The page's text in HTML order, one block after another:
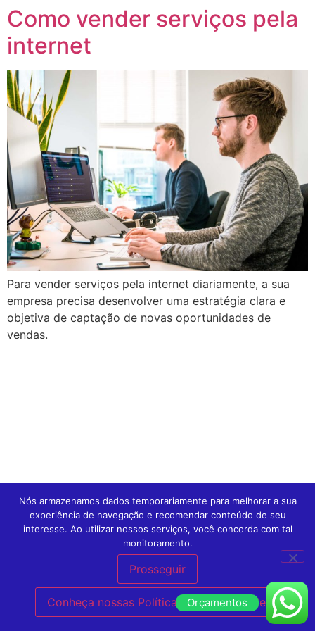
para
Como vender serviços pela
internet
Para vender serviços pela internet diariamente, a sua
empresa precisa desenvolver uma estratégia clara e
objetiva de captação de novas oportunidades de
vendas.
Orçamentos
Nós armazenamos dados temporariamente para melhorar a sua
experiência de navegação e recomendar conteúdo de seu
interesse. Ao utilizar nossos serviços, você concorda com tal
monitoramento.
Prosseguir
Conheça nossas Políticas de Privacidade.